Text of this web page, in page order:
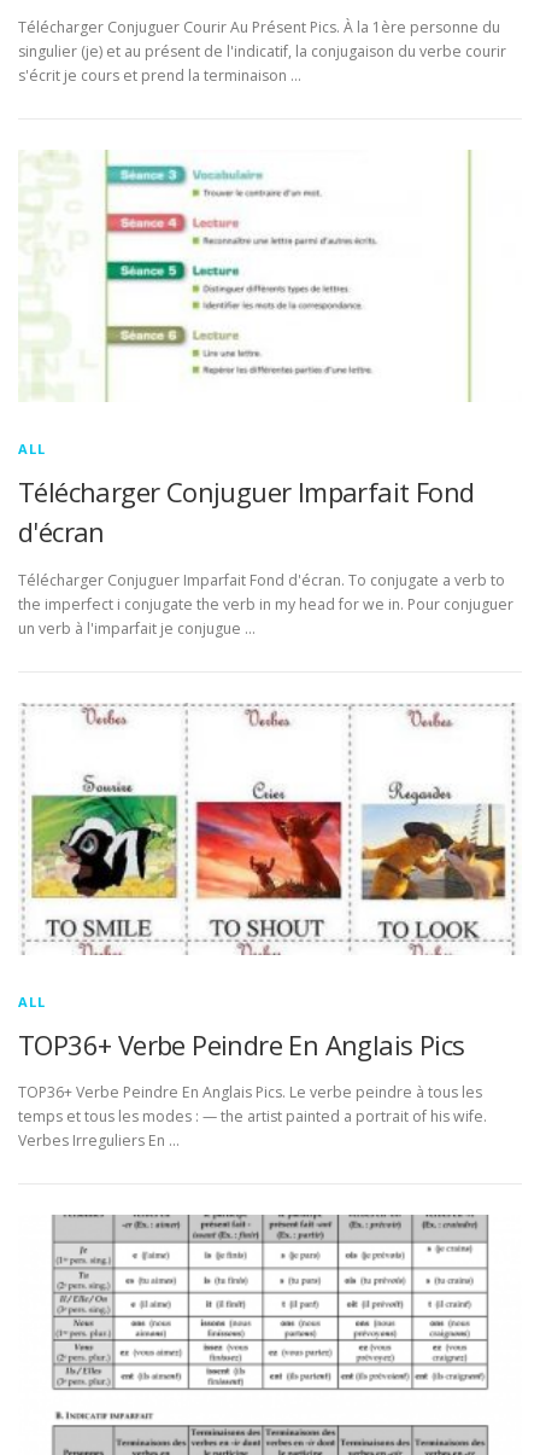
Télécharger Conjuguer Courir Au Présent Pics. À la 1ère personne du
singulier (je) et au présent de l'indicatif, la conjugaison du verbe courir
s'écrit je cours et prend la terminaison …
ALL
Télécharger Conjuguer Imparfait Fond
d'écran
Télécharger Conjuguer Imparfait Fond d'écran. To conjugate a verb to
the imperfect i conjugate the verb in my head for we in. Pour conjuguer
un verb à l'imparfait je conjugue …
ALL
TOP36+ Verbe Peindre En Anglais Pics
TOP36+ Verbe Peindre En Anglais Pics. Le verbe peindre à tous les
temps et tous les modes : — the artist painted a portrait of his wife.
Verbes Irreguliers En …